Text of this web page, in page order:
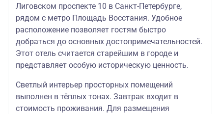
Лиговском проспекте 10 в Санкт-Петербурге,
рядом с метро Площадь Восстания. Удобное
расположение позволяет гостям быстро
добраться до основных достопримечательностей.
Этот отель считается старейшим в городе и
представляет особую историческую ценность.
Светлый интерьер просторных помещений
выполнен в тёплых тонах. Завтрак входит в
стоимость проживания. Для размещения